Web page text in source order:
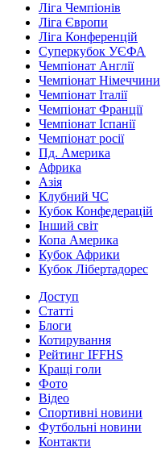
Ліга Чемпіонів
Ліга Європи
Ліга Конференцій
Суперкубок УЄФА
Чемпіонат Англії
Чемпіонат Німеччини
Чемпіонат Італії
Чемпіонат Франції
Чемпіонат Іспанії
Чемпіонат росії
Пд. Америка
Африка
Азія
Клубний ЧС
Кубок Конфедерацій
Інший світ
Копа Америка
Кубок Африки
Кубок Лібертадорес
Доступ
Статті
Блоги
Котирування
Рейтинг IFFHS
Кращі голи
Фото
Відео
Спортивні новини
Футбольні новини
Контакти